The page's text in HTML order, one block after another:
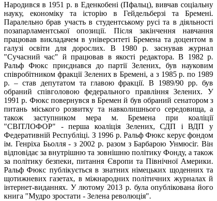
Народився в 1951 р. в Еденкобені (Пфальц), вивчав соціальну
науку, економіку та історію в Гейдельберзі та Бремені.
Паралельно брав участь в студентському русі та в діяльності
позапарламентської опозиції. Після закінчення навчання
працював викладачем в університеті Бремена та доцентом в
галузі освіти для дорослих. В 1980 р. заснував журнал
"Сучасний час" й працював в якості редактора. В 1982 р.
Ральф Фюкс приєднався до партії Зелених, був науковим
співробітником фракції Зелених в Бремені, а з 1985 р. по 1989
р. – став депутатом та главою фракції. В 1989/90 рр. був
обраний співголовою федерального правління Зелених. У
1991 р. Фюкс повернувся в Бремен й був обраний сенатором з
питань міського розвитку та навколишнього середовища, а
також заступником мера м. Бремена при коаліції
"СВІТЛОФОР" - перша коаліція Зелених, СДП і ВДП у
Федеративній Республіці. З 1996 р. Ральф Фюкс керує фондом
ім. Генріха Бьолля - з 2002 р. разом з Барбарою Унмюсіг. Він
відповідає за внутрішню та зовнішню політику Фонду, а також
за політику безпеки, питання Європи та Північної Америки.
Ральф Фюкс публікується в знатних німецьких щоденних та
щотижневих газетах, в міжнародних політичних журналах й
інтернет-виданнях. У лютому 2013 р. була опублікована його
книга "Мудро зростати - Зелена революція".